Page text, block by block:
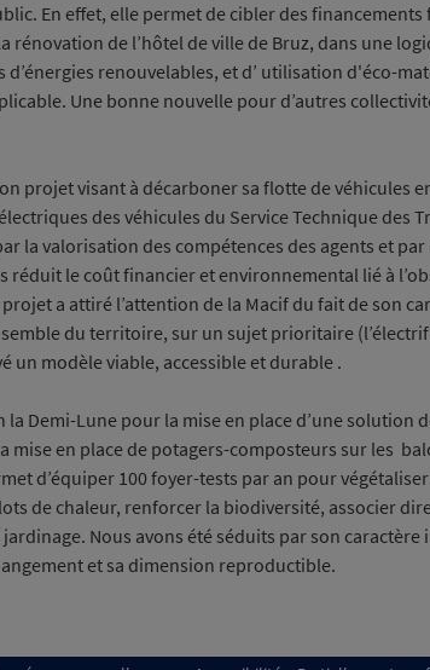
En effet, elle permet de cibler des financements
rénovation de l’hôtel de ville de Bruz, dans une
renouvelables, et d’ utilisation d'éco-
Une bonne nouvelle pour d’autres
projet visant à décarboner sa flotte de véhicules
des véhicules du Service Technique des
la valorisation des compétences des agents et par
réduit le coût financier et environnemental lié à
a attiré l’attention de la Macif du fait de son
du territoire, sur un sujet prioritaire
un modèle viable, accessible et durable .
la Demi-Lune pour la mise en place d’une solution
mise en place de potagers-composteurs sur les
d’équiper 100 foyer-tests par an pour
de chaleur, renforcer la biodiversité, associer
Nous avons été séduits par son caractère
et sa dimension reproductible.